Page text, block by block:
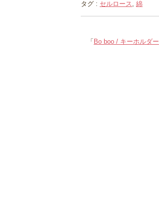
タグ : セルロース, 綿
「 Bo boo / キーホルダー